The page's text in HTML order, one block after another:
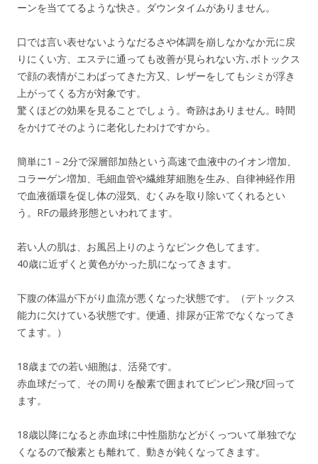
ーンを当ててるような快さ。ダウンタイムがありません。
口では言い表せないようなだるさや体調を崩しなかなか元に戻
りにくい方、エステに通っても改善が見られない方､ボトックス
で顔の表情がこわばってきた方又、レザーをしてもシミが浮き
上がってくる方が対象です。
驚くほどの効果を見ることでしょう。奇跡はありません。時間
をかけてそのように老化したわけですから。
簡単に1－2分で深層部加熱という高速で血液中のイオン増加、
コラーゲン増加、毛細血管や繊維芽細胞を生み、自律神経作用
で血液循環を促し体の湿気、むくみを取り除いてくれるとい
う。RFの最終形態といわれてます。
若い人の肌は、お風呂上りのようなピンク色してます。
40歳に近ずくと黄色がかった肌になってきます。
下腹の体温が下がり血流が悪くなった状態です。（デトックス
能力に欠けている状態です。便通、排尿が正常でなくなってき
てます。）
18歳までの若い細胞は、活発です。
赤血球だって、その周りを酸素で囲まれてピンピン飛び回って
ます。
18歳以降になると赤血球に中性脂肪などがくっついて単独でな
くなるので酸素とも離れて、動きが鈍くなってきます。